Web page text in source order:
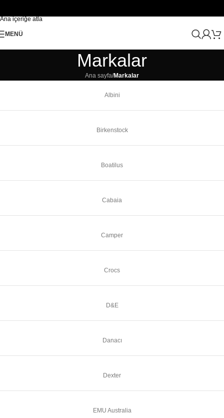
Ana içeriğe atla
MENÜ
Markalar
Ana sayfa/Markalar
Albini
Birkenstock
Boatilus
Cabaia
Camper
Crocs
D&E
Danacı
Dexter
EMU Australia